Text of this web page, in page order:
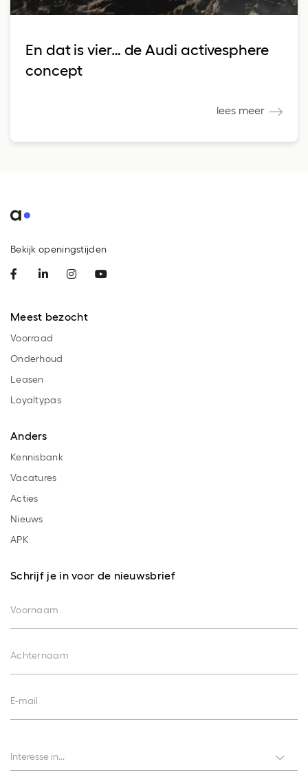
En dat is vier… de Audi activesphere
concept
lees meer
Bekijk openingstijden
Meest bezocht
Voorraad
Onderhoud
Leasen
Loyaltypas
Anders
Kennisbank
Vacatures
Acties
Nieuws
APK
Schrijf je in voor de nieuwsbrief
Voornaam
Achternaam
E-mail
Interesse in...